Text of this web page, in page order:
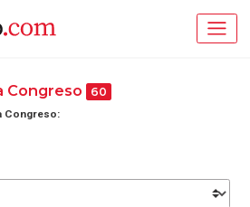
Congreso 60
Congreso: